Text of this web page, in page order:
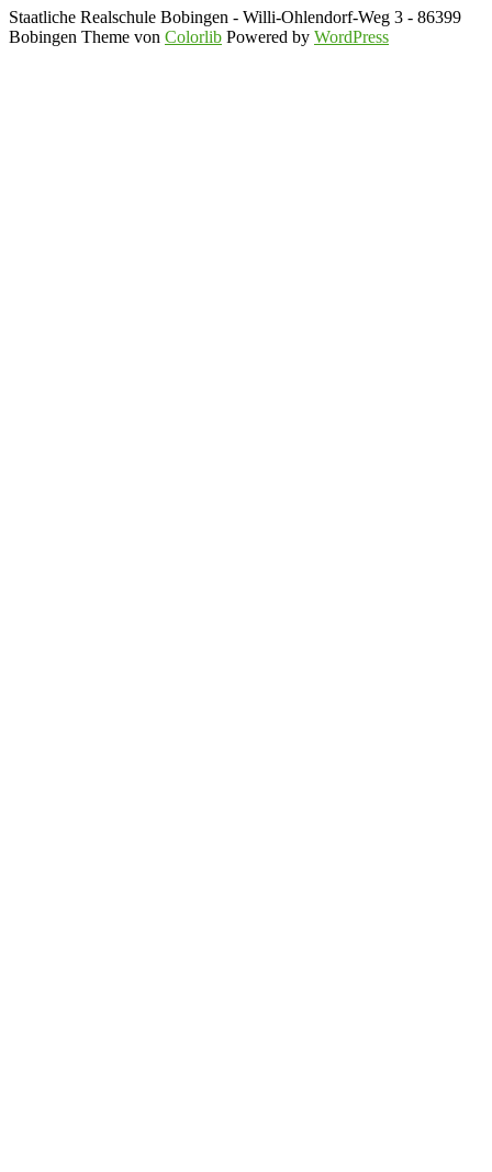
Staatliche Realschule Bobingen - Willi-Ohlendorf-Weg 3 - 86399
Bobingen Theme von Colorlib Powered by WordPress